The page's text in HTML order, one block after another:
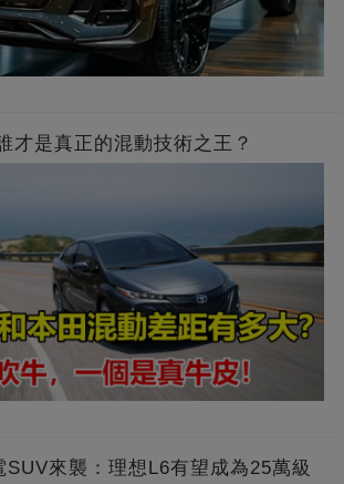
才是真正的混動技術之王？
SUV來襲：理想L6有望成為25萬級